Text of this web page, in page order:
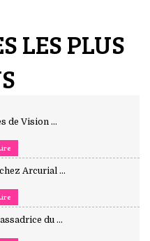
LES PLUS
de Vision ...
Arcurial ...
du ...